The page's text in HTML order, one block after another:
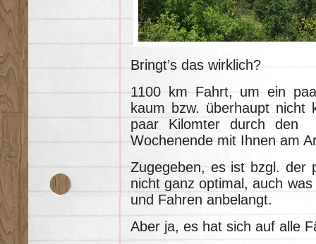
Bringt’s das wirklich?
1100 km Fahrt, um ein
kaum bzw. überhaupt
paar Kilomter durch den
Wochenende mit Ihnen am
Zugegeben, es ist bzgl. der
nicht ganz optimal, auch
und Fahren anbelangt.
Aber ja, es hat sich auf alle